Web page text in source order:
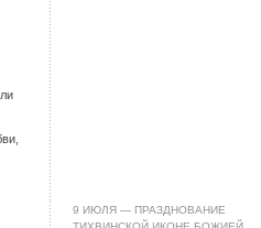
9 ИЮЛЯ — ПРАЗДНОВАНИЕ